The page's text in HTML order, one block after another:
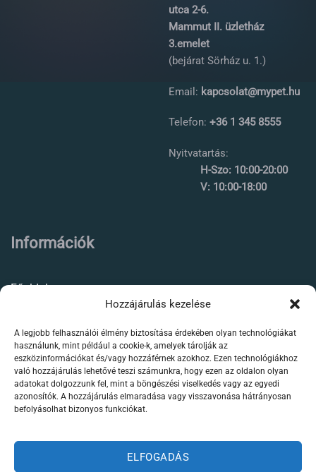
Hozzájárulás kezelése
A legjobb felhasználói élmény biztosítása érdekében olyan technológiákat
használunk, mint például a cookie-k, amelyek tárolják az
eszközinformációkat és/vagy hozzáférnek azokhoz. Ezen technológiákhoz
való hozzájárulás lehetővé teszi számunkra, hogy ezen az oldalon olyan
adatokat dolgozzunk fel, mint a böngészési viselkedés vagy az egyedi
azonosítók. A hozzájárulás elmaradása vagy visszavonása hátrányosan
befolyásolhat bizonyos funkciókat.
ELFOGADÁS
utca 2-6.
Mammut II. üzletház
3.emelet
(bejárat Sörház u. 1.)
Email: kapcsolat@mypet.hu
Telefon: +36 1 345 8555
Nyitvatartás:
H-Szo: 10:00-20:00
V: 10:00-18:00
Információk
Főoldal
Élőállat kereskedés
Forgalmazott termékeink
Szaktanácsadás /
Kapcsolat